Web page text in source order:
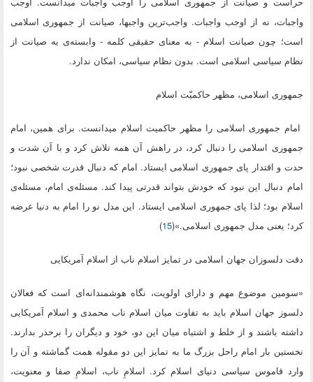
واجبات، نه از اوجب واجبات. واجب‌ترین واجبها، صیانت از جمهوری اسلامی
است؛ چون صیانت اسلام - به معنای حقیقی کلمه - وابسته‌ی به صیانت از
نظام سیاسی اسلامی است. بدون نظام سیاسی، امکان ندارد.
جمهوری اسلامی، مظهر حاکمیّت اسلام
امام جمهوری اسلامی را مظهر حاکمیت اسلام میدانست. برای همین، امام
جمهوری اسلامی را دنبال کرد، در راهش آن همه تلاش کرد و با آن شدت و
حدت و اقتدار پای جمهوری اسلامی ایستاد. امام که دنبال قدرت شخصی نبود؛
امام دنبال این نبود که خودش بتواند قدرتی پیدا کند. مسئله‌ی امام، مسئله‌ی
اسلام بود؛ لذا پای جمهوری اسلامی ایستاد. این مدل نو را امام به دنیا عرضه
کرد؛ یعنی مدل جمهوری اسلامی.»(15
)
دقت دلسوزان جهان اسلامی در تمایز اسلام ناب از اسلام آمریکایی
«سومین موضوع مهم و دارای اولویت، نگاه هوشمندانه‌ای است که فعالان
دلسوز جهان اسلام باید به تفاوت میان اسلام ناب محمدی و اسلام آمریکایی
داشته باشند و از خلط و اشتباه میان این دو، خود و دیگران را برحذر بدارند.
نخستین بار امام راحل بزرگ ما به تمایز این دو مقوله همت گماشته و آن را
وارد قاموس سیاسی دنیای اسلام کرد. اسلامِ ناب، اسلامِ صفا و معنویت،